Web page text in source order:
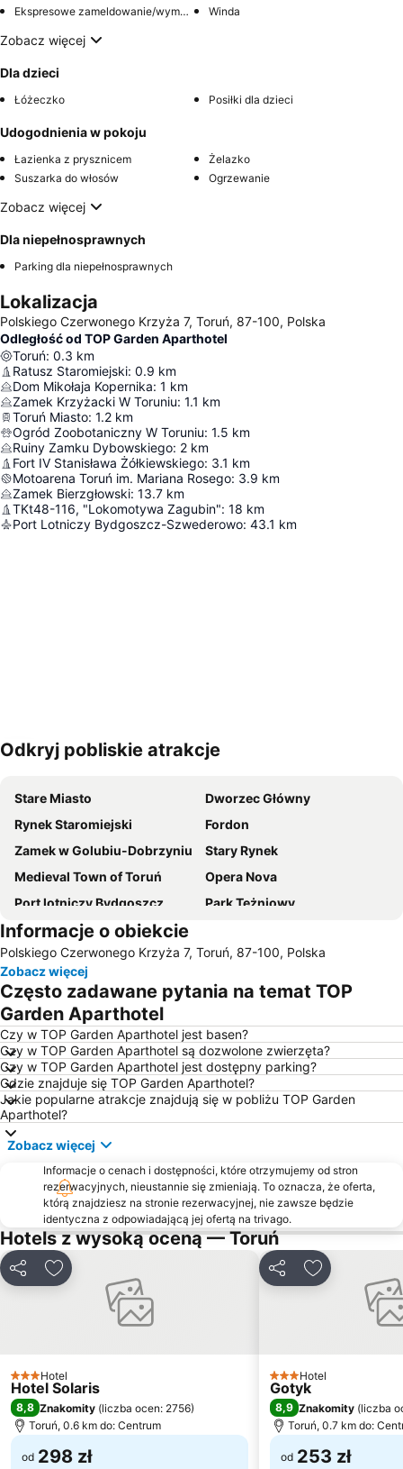
Ekspresowe zameldowanie/wymeldowanie Winda
Zobacz więcej
Dla dzieci
Łóżeczko Posiłki dla dzieci
Udogodnienia w pokoju
Łazienka z prysznicem
Żelazko
Suszarka do włosów
Ogrzewanie
Zobacz więcej
Dla niepełnosprawnych
Parking dla niepełnosprawnych
Lokalizacja
Polskiego Czerwonego Krzyża 7, Toruń, 87-100, Polska
Odległość od TOP Garden Aparthotel
Toruń: 0.3 km
Ratusz Staromiejski: 0.9 km
Dom Mikołaja Kopernika: 1 km
Zamek Krzyżacki W Toruniu: 1.1 km
Toruń Miasto: 1.2 km
Ogród Zoobotaniczny W Toruniu: 1.5 km
Ruiny Zamku Dybowskiego: 2 km
Fort IV Stanisława Żółkiewskiego: 3.1 km
Motoarena Toruń im. Mariana Rosego: 3.9 km
Zamek Bierzgłowski: 13.7 km
TKt48-116, "Lokomotywa Zagubin": 18 km
Port Lotniczy Bydgoszcz-Szwederowo: 43.1 km
Powiększ mapę
Odkryj pobliskie atrakcje
Stare Miasto
Dworzec Główny
Rynek Staromiejski
Fordon
Zamek w Golubiu-Dobrzyniu
Stary Rynek
Medieval Town of Toruń
Opera Nova
Port lotniczy Bydgoszcz
Park Tężniowy
Uzdrowisko
Hala Łuczniczka
JuraPark Solec
Motoarena Toruń im Mariana Rosego
Leśny Park Kultury i Wypoczynku Myślęcinek
Dworzec Kolejowy
Rynek Nowomiejski
Perła Kompleks Basenowy
Błonie
Bulwar Filadelfijski
Śródmieście
Dworek Prezydenta RP
Filharmonia Pomorska
Bartodzieje
Zawisza
Śródmieście
Kapuściska
Rzeka Brda
AquaPark
Focus Mall w Bydgoszczy
Stare Miasto
Stare Miasto
Bielawy
Lodowisko TOR-TOR
Pałac w Ostromecku
Plaża nad jeziorem Jezuickim
Kościół pw Opieki Matki Bożej
Aleja Gwiazd
San Marco
Nicholas Copernicus Monument
Zamek Krzyżacki
Informacje o obiekcie
Polskiego Czerwonego Krzyża 7, Toruń, 87-100, Polska
Zobacz więcej
Często zadawane pytania na temat TOP
Garden Aparthotel
Czy w TOP Garden Aparthotel jest basen?
Czy w TOP Garden Aparthotel są dozwolone zwierzęta?
Czy w TOP Garden Aparthotel jest dostępny parking?
Gdzie znajduje się TOP Garden Aparthotel?
Jakie popularne atrakcje znajdują się w pobliżu TOP Garden
Aparthotel?
Zobacz więcej
Informacje o cenach i dostępności, które otrzymujemy od stron
rezerwacyjnych, nieustannie się zmieniają. To oznacza, że oferta,
którą znajdziesz na stronie rezerwacyjnej, nie zawsze będzie
identyczna z odpowiadającą jej ofertą na trivago.
Hotels z wysoką oceną — Toruń
UdostępnijDodaj do ulubionych
3 Kategoria
Hotel
Hotel Solaris
8,8 Znakomity (liczba ocen: 2756)
Toruń, 0.6 km do: Centrum
od 298 zł
UdostępnijDodaj do
3 Kategoria
Hotel
Gotyk
8,9 Znakomity (liczba
Toruń, 0.7 km do:
od 253 zł